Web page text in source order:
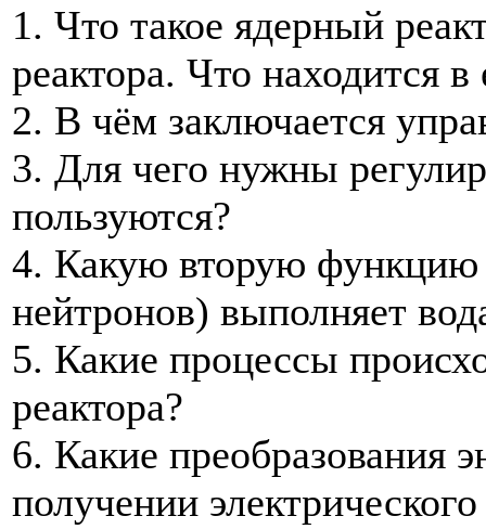
1. Что такое ядерный
реактора. Что находится в
2. В чём заключается
3. Для чего нужны
пользуются?
4. Какую вторую функцию
нейтронов) выполняет
5. Какие процессы
реактора?
6. Какие преобразования
получении